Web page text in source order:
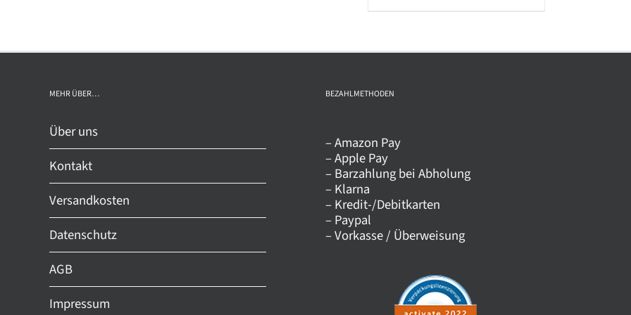
werden
MEHR ÜBER…
Über uns
Kontakt
Versandkosten
Datenschutz
AGB
Impressum
BEZAHLMETHODEN
– Amazon Pay
– Apple Pay
– Barzahlung bei Abholung
– Klarna
– Kredit-/Debitkarten
– Paypal
– Vorkasse / Überweisung